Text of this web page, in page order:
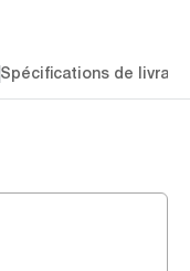
Spécifications de